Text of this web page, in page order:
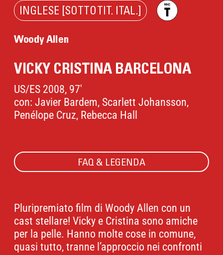
INGLESE [SOTTOTIT. ITAL.]
Woody Allen
VICKY CRISTINA BARCELONA
US/ES 2008, 97'
con: Javier Bardem, Scarlett Johansson,
Penélope Cruz, Rebecca Hall
FAQ & LEGENDA
Pluripremiato film di Woody Allen con un
cast stellare! Vicky e Cristina sono amiche
per la pelle. Hanno molte cose in comune,
quasi tutto, tranne l’approccio nei confronti